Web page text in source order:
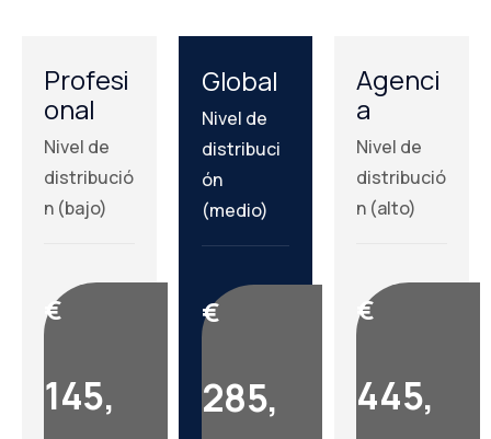
Profesi
onal
Nivel de
distribució
n (bajo)
€
145,
Global
Nivel de
distribuci
ón
(medio)
€
285,
Agenci
a
Nivel de
distribució
n (alto)
€
445,